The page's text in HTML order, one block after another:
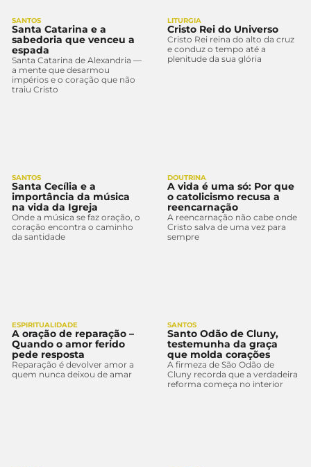
SANTOS
Santa Catarina e a
sabedoria que venceu a
espada
Santa Catarina de Alexandria —
a mente que desarmou
impérios e o coração que não
traiu Cristo
LITURGIA
Cristo Rei do Universo
Cristo Rei reina do alto da cruz
e conduz o tempo até a
plenitude da sua glória
SANTOS
Santa Cecília e a
importância da música
na vida da Igreja
Onde a música se faz oração, o
coração encontra o caminho
da santidade
DOUTRINA
A vida é uma só: Por que
o catolicismo recusa a
reencarnação
A reencarnação não cabe onde
Cristo salva de uma vez para
sempre
ESPIRITUALIDADE
A oração de reparação –
Quando o amor ferido
pede resposta
Reparação é devolver amor a
quem nunca deixou de amar
SANTOS
Santo Odão de Cluny,
testemunha da graça
que molda corações
A firmeza de São Odão de
Cluny recorda que a verdadeira
reforma começa no interior